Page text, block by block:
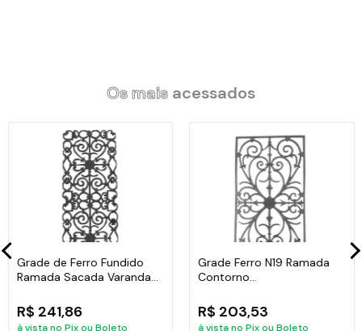
Os mais acessados
Grade de Ferro Fundido
Ramada Sacada Varanda
R$ 241,86
à vista no Pix ou Boleto
Grade Ferro N19 Ramada
Contorno
80X41
R$ 203,53
à vista no Pix ou Boleto